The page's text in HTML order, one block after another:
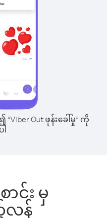
“Viber Out ဖုန်းခေါ်မှု” ကို
ာင်း မှ
လန်